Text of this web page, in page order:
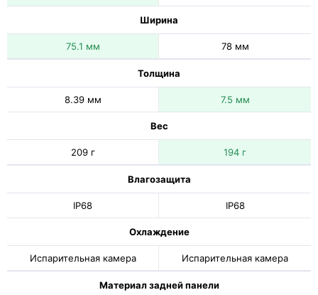
Ширина
75.1 мм 78 мм
Толщина
8.39 мм 7.5 мм
Вес
209 г 194 г
Влагозащита
IP68 IP68
Охлаждение
Испарительная камера Испарительная камера
Материал задней панели